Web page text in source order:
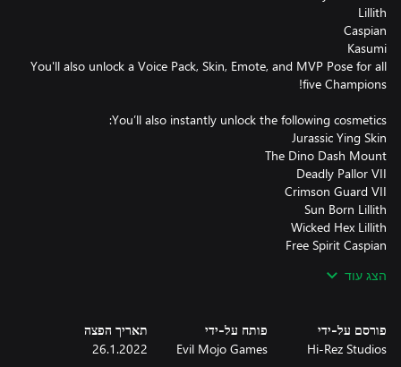
You'll also unlock a Voice Pack, Skin, Emote, and MVP Pose for all
Plus, you’ll get 1500 Crystals instantly - a $25 value!
הצג עוד
פורסם על-ידי
Hi-Rez Studios
פותח על-ידי
Evil Mojo Games
תאריך הפצה
26.1.2022